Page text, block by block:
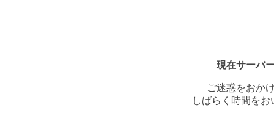
現在サーバ
ご迷惑をおか
しばらく時間を